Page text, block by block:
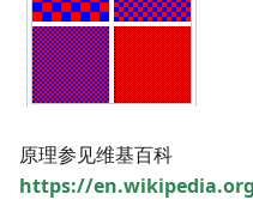
原理参见维基百科
https://